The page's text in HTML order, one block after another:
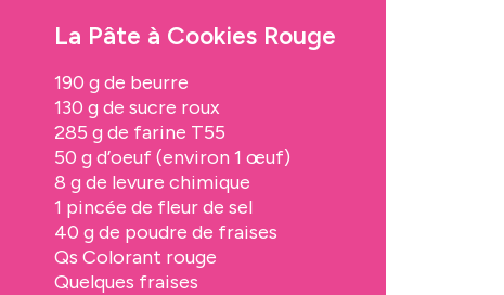
La Pâte à Cookies Rouge
190 g de beurre
130 g de sucre roux
285 g de farine T55
50 g d’oeuf (environ 1 œuf)
8 g de levure chimique
1 pincée de fleur de sel
40 g de poudre de fraises
Qs Colorant rouge
Quelques fraises